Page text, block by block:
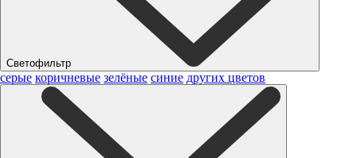
Светофильтр
серые коричневые зелёные синие других цветов